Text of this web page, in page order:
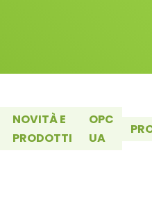
NOVITÀ E
PRODOTTI
OPC
UA